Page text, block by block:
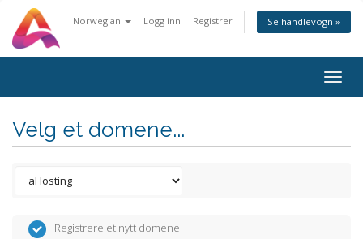
Norwegian Logg inn Registrer Se handlevogn »
Velg et domene...
Registrere et nytt domene